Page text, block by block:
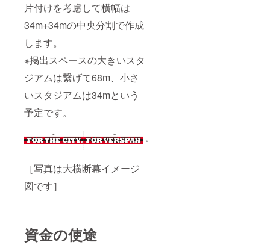
片付けを考慮して横幅は
34m+34mの中央分割で作成
します。
※掲出スペースの大きいスタ
ジアムは繋げて68m、小さ
いスタジアムは34mという
予定です。
［写真は大横断幕イメージ
図です］
資金の使途